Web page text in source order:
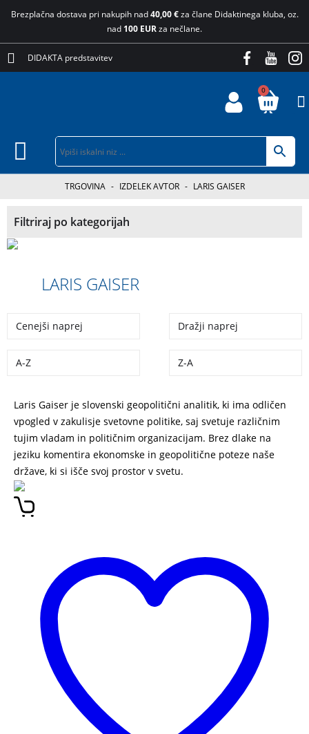
Brezplačna dostava pri nakupih nad40,00 €za člane Didaktinega kluba, oz.
nad 100 EURza nečlane.
DIDAKTA predstavitev
0
TRGOVINA - IZDELEK AVTOR - LARIS GAISER
Filtriraj po kategorijah
LARIS GAISER
Cenejši naprej Dražji naprej
A-Z Z-A
Laris Gaiser je slovenski geopolitični analitik, ki ima odličen
vpogled v zakulisje svetovne politike, saj svetuje različnim
tujim vladam in političnim organizacijam. Brez dlake na
jeziku komentira ekonomske in geopolitične poteze naše
države, ki si išče svoj prostor v svetu.